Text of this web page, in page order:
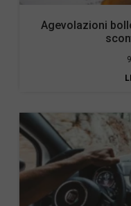
Agevolazioni